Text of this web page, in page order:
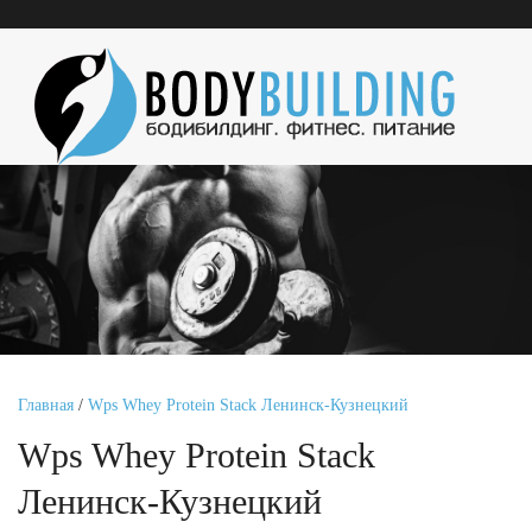
Главная / Wps Whey Protein Stack Ленинск-Кузнецкий
Wps Whey Protein Stack
Ленинск-Кузнецкий